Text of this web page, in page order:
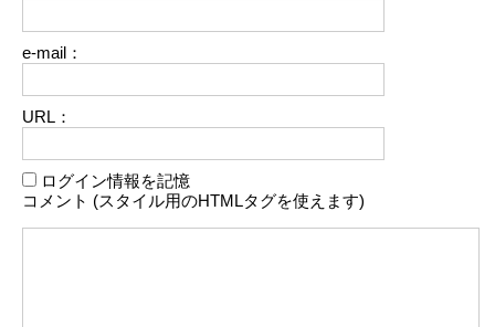
e-mail：
URL：
ログイン情報を記憶
コメント (スタイル用のHTMLタグを使えます)